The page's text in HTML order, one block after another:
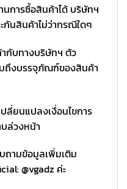
การซื้อสินค้าได้ บริษัทฯ
กันสินค้าไม่ว่ากรณีใดๆ
กับทางบริษัทฯ ตัว
ถึงบรรจุภัณฑ์ของสินค้า
ลี่ยนแปลงเงื่อนไขการ
ล่วงหน้า
ถามข้อมูลเพิ่มเติม
@vgadz ค่ะ